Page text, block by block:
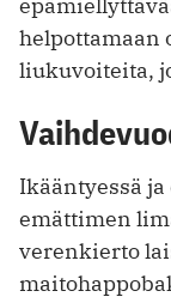
helpottamaan
liukuvoiteita,
Ikääntyessä
emättimen
verenkierto